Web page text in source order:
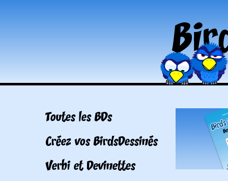
Toutes les BDs
Créez vos BirdsDessinés
Verbi et Devinettes